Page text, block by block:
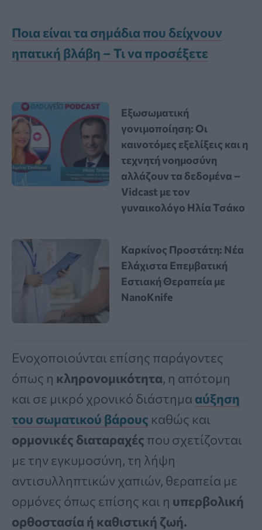
Ποια είναι τα σημάδια που δείχνουν
ηπατική βλάβη – Τι να προσέξετε
Εξωσωματική
γονιμοποίηση: Οι
καινοτόμες εξελίξεις και η
τεχνητή νοημοσύνη
αλλάζουν τα δεδομένα –
Vidcast με τον
γυναικολόγο Ηλία Τσάκο
Καρκίνος Προστάτη: Νέα
Ελάχιστα Επεμβατική
Εστιακή Θεραπεία με
NanoKnife
Ενοχοποιούνται επίσης παράγοντες
όπως η κληρονομικότητα, η απότομη
και σε μικρό χρονικό διάστημα αύξηση
του σωματικού βάρους καθώς και
ορμονικές διαταραχές που σχετίζονται
με την εγκυμοσύνη, τη λήψη
αντισυλληπτικών χαπιών, θεραπεία με
ορμόνες όπως επίσης και η υπερβολική
ορθοστασία ή καθιστική ζωή.